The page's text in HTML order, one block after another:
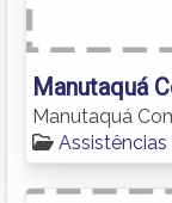
Manutaquá
Manutaquá